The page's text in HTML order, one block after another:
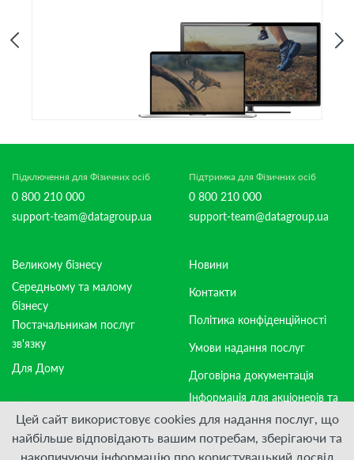
Підключення для Фізичних осіб
0 800 210 000
support-team@datagroup.ua
Підтримка для Фізичних осіб
0 800 210 000
support-team@datagroup.ua
Великому бізнесу
Середньому та малому
бізнесу
Постачальникам послуг
зв'язку
Для Дому
Новини
Контакти
Політика конфіденційності
Умови надання послуг
Договірна документація
Інформація для акціонерів та
стейкхолдерів
Цей сайт використовує cookies для надання послуг, що
найбільше відповідають вашим потребам, зберігаючи та
накопичуючи інформацію про користувацький досвід